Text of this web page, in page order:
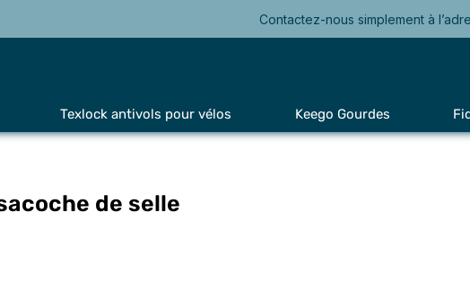
Contactez-nous simplement à
Texlock antivols pour vélos Keego Gourdes
de selle